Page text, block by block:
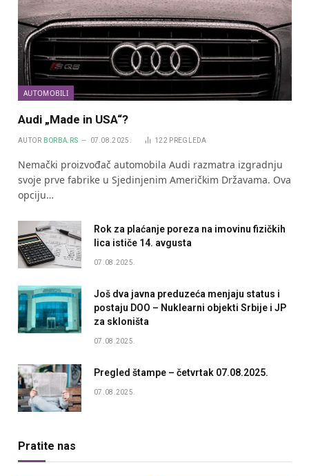
AUTOMOBILI
Audi „Made in USA“?
AUTOR BORBA.RS 07.08.2025. 122 PREGLEDA
Nemački proizvođač automobila Audi razmatra izgradnju
svoje prve fabrike u Sjedinjenim Američkim Državama. Ova
opciju…
Rok za plaćanje poreza na imovinu fizičkih
lica ističe 14. avgusta
07.08.2025.
Još dva javna preduzeća menjaju status i
postaju DOO – Nuklearni objekti Srbije i JP
za skloništa
07.08.2025.
Pregled štampe – četvrtak 07.08.2025.
07.08.2025.
Pratite nas